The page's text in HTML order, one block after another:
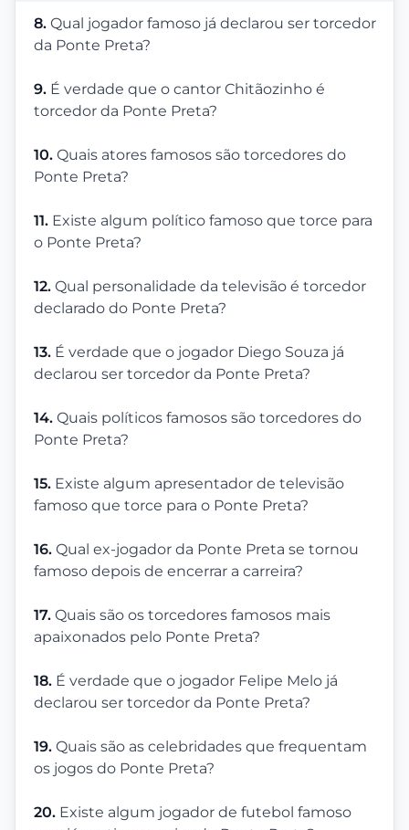
8. Qual jogador famoso já declarou ser torcedor
da Ponte Preta?
9. É verdade que o cantor Chitãozinho é
torcedor da Ponte Preta?
10. Quais atores famosos são torcedores do
Ponte Preta?
11. Existe algum político famoso que torce para
o Ponte Preta?
12. Qual personalidade da televisão é torcedor
declarado do Ponte Preta?
13. É verdade que o jogador Diego Souza já
declarou ser torcedor da Ponte Preta?
14. Quais políticos famosos são torcedores do
Ponte Preta?
15. Existe algum apresentador de televisão
famoso que torce para o Ponte Preta?
16. Qual ex-jogador da Ponte Preta se tornou
famoso depois de encerrar a carreira?
17. Quais são os torcedores famosos mais
apaixonados pelo Ponte Preta?
18. É verdade que o jogador Felipe Melo já
declarou ser torcedor da Ponte Preta?
19. Quais são as celebridades que frequentam
os jogos do Ponte Preta?
20. Existe algum jogador de futebol famoso